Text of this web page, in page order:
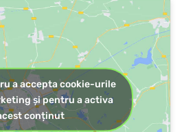
a accepta cookie-urile
și pentru a activa
conținut